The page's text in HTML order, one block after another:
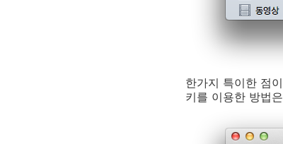
한가지 특이한 점
키를 이용한 방법